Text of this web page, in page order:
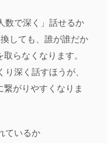
数で深く」話せるか
しても、誰が誰だか
らなくなります。
深く話すほうが、
がりやすくなりま
ているか